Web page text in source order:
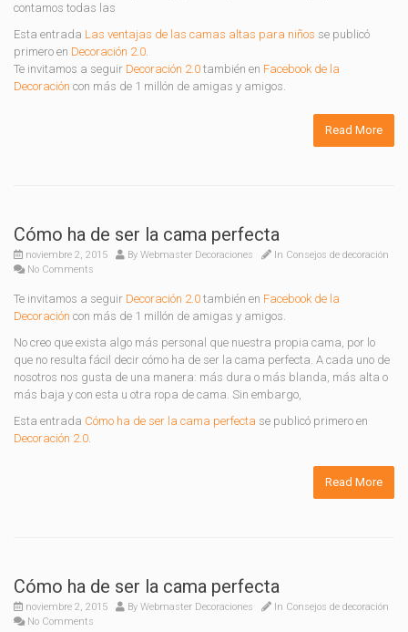
contamos todas las
Esta entrada Las ventajas de las camas altas para niños se publicó
primero en Decoración 2.0.
Te invitamos a seguir Decoración 2.0 también en Facebook de la
Decoración con más de 1 millón de amigas y amigos.
Read More
Cómo ha de ser la cama perfecta
noviembre 2, 2015 By Webmaster Decoraciones In Consejos de decoración
No Comments
Te invitamos a seguir Decoración 2.0 también en Facebook de la
Decoración con más de 1 millón de amigas y amigos.
No creo que exista algo más personal que nuestra propia cama, por lo
que no resulta fácil decir cómo ha de ser la cama perfecta. A cada uno de
nosotros nos gusta de una manera: más dura o más blanda, más alta o
más baja y con esta u otra ropa de cama. Sin embargo,
Esta entrada Cómo ha de ser la cama perfecta se publicó primero en
Decoración 2.0.
Read More
Cómo ha de ser la cama perfecta
noviembre 2, 2015 By Webmaster Decoraciones In Consejos de decoración
No Comments